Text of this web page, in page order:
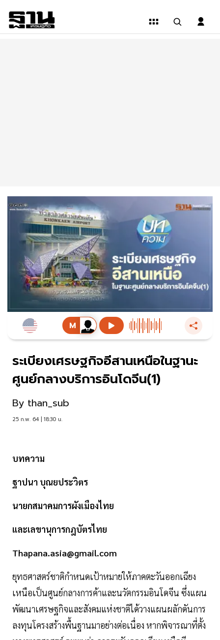
ระเบียงเศรษฐกิจอีสานเหนือในฐานะ
ศูนย์กลางบริการอินโดจีน(1)
By than_sub
25 ก.พ. 64 | 18:30 น.
บทความ
ฐาปนา บุณยประวิตร
นายกสมาคมการผังเมืองไทย
และเลขานุการกฎบัตรไทย
Thapana.asia@gmail.com
ยุทธศาสตร์ชาติกำหนดเป้าหมายให้ภาคตะวันออกเฉียง
เหนือเป็นศูนย์กลางการค้าและนวัตกรรมอินโดจีน ซึ่งแผน
พัฒนาเศรษฐกิจและสังคมแห่งชาติได้วางแผนผลักดันการ
ลงทุนโครงสร้างพื้นฐานมาอย่างต่อเนื่อง หากพิจารณาที่ตั้ง